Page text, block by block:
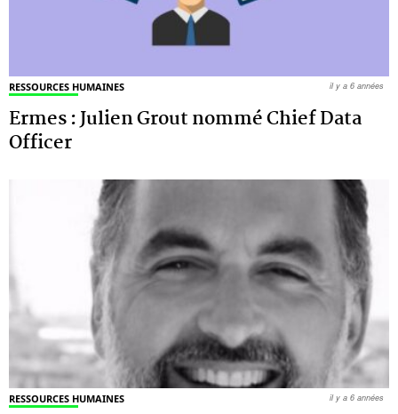
RESSOURCES HUMAINES
Ermes : Julien Grout nommé Chief Data
Officer
il y a 6 années
RESSOURCES HUMAINES il y a 6 années